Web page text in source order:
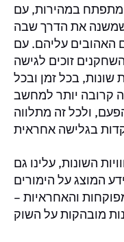
מתפתח במהירות, עם
את הדרך שבה
האהובים עליהם. עם
זוכים לגישה
שונות, בכל זמן ובכל
קרובה יותר למחשב
ולכל זה מתלווה
השונות, עלינו גם
המוצג על הימורים
והאחראיות –